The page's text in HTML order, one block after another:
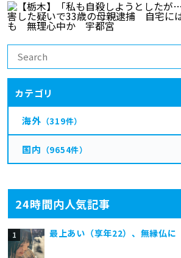
24時間内人気記事
最上あい（享年22）、無縁仏に
カテゴリ
海外 （319件）
国内 （9654件）